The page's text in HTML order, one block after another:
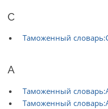
C
Таможенный
А
Таможенный
Таможенный